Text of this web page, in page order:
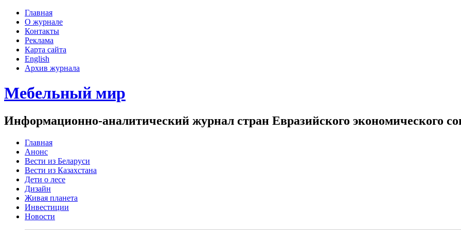
Главная
О журнале
Контакты
Реклама
Карта сайта
English
Архив журнала
Мебельный мир
Информационно-аналитический журнал стран Евразийского экономического
Главная
Анонс
Вести из Беларуси
Вести из Казахстана
Дети о лесе
Дизайн
Живая планета
Инвестиции
Новости